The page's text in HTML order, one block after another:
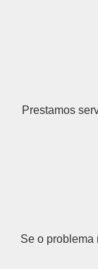
Prestamos
Se o problema